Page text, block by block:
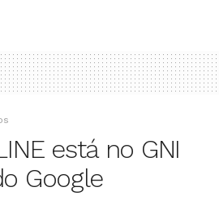
está no GNI
Google